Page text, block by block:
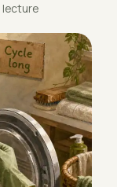
lecture